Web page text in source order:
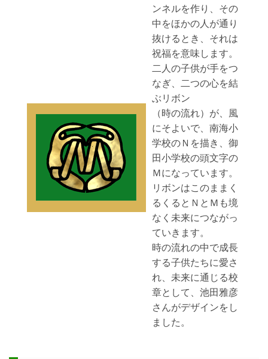
ンネルを作り、その
中をほかの人が通り
抜けるとき、それは
祝福を意味します。
二人の子供が手をつ
なぎ、二つの心を結
ぶリボン
（時の流れ）が、風
にそよいで、南海小
学校のＮを描き、御
田小学校の頭文字の
Ｍになっています。
リボンはこのままく
るくるとＮとＭも境
なく未来につながっ
ていきます。
時の流れの中で成長
する子供たちに愛さ
れ、未来に通じる校
章として、池田雅彦
さんがデザインをし
ました。